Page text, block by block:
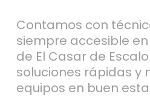
Contamos con
siempre accesible
de El Casar de
soluciones rápidas y
equipos en buen